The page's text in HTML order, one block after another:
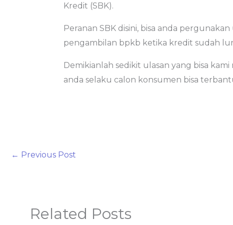
Kredit (SBK).
Peranan SBK disini, bisa anda
pengambilan bpkb ketika kredit sudah
Demikianlah sedikit ulasan yang bisa
anda selaku calon konsumen bisa
← Previous Post
Related Posts